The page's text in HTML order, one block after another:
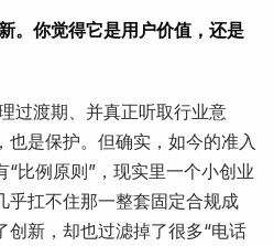
。你觉得它是用户价值，还是
过渡期、并真正听取行业意
也是保护。但确实，如今的准入
比例原则”，现实里一个小创业
乎扛不住那一整套固定合规成
创新，却也过滤掉了很多“电话